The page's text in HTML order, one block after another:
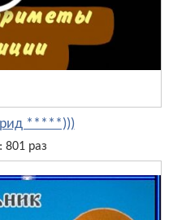
*****)))
801 раз